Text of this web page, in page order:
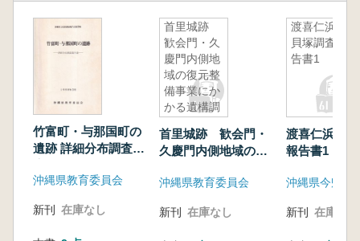
竹富町・与那国町の
遺跡 詳細分布調査報
沖縄県教育委員会
新刊 在庫なし
首里城跡
歓会門・久
慶門内側地
域の復元整
備事業にか
かる遺構調
首里城跡 歓会門・
久慶門内側地域の復
遺構調査
沖縄県教育委員会
新刊 在庫なし
渡喜仁浜原
貝塚調査報
告書1
渡喜仁浜原
報告書1
新刊 在庫なし